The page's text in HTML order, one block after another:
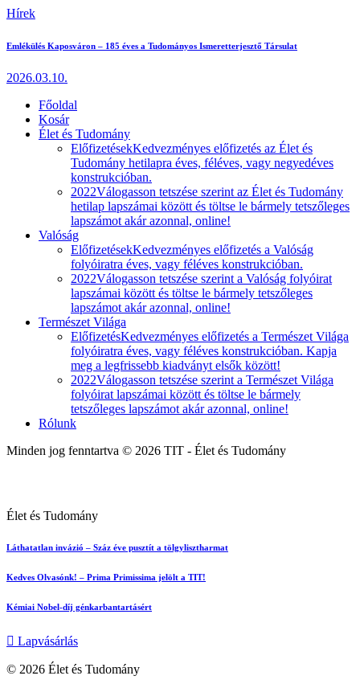
Hírek
Emlékülés Kaposváron – 185 éves a Tudományos Ismeretterjesztő Társulat
2026.03.10.
Főoldal
Kosár
Élet és Tudomány
ElőfizetésekKedvezményes előfizetés az Élet és
Tudomány hetilapra éves, féléves, vagy negyedéves
konstrukcióban.
2022Válogasson tetszése szerint az Élet és Tudomány
hetilap lapszámai között és töltse le bármely tetszőleges
lapszámot akár azonnal, online!
Valóság
ElőfizetésekKedvezményes előfizetés a Valóság
folyóiratra éves, vagy féléves konstrukcióban.
2022Válogasson tetszése szerint a Valóság folyóirat
lapszámai között és töltse le bármely tetszőleges
lapszámot akár azonnal, online!
Természet Világa
ElőfizetésKedvezményes előfizetés a Természet Világa
folyóiratra éves, vagy féléves konstrukcióban. Kapja
meg a legfrissebb kiadványt elsők között!
2022Válogasson tetszése szerint a Természet Világa
folyóirat lapszámai között és töltse le bármely
tetszőleges lapszámot akár azonnal, online!
Rólunk
Minden jog fenntartva © 2026 TIT - Élet és Tudomány
Élet és Tudomány
Láthatatlan invázió – Száz éve pusztít a tölgylisztharmat
Kedves Olvasónk! – Prima Primissima jelölt a TIT!
Kémiai Nobel-díj génkarbantartásért
Lapvásárlás
© 2026 Élet és Tudomány